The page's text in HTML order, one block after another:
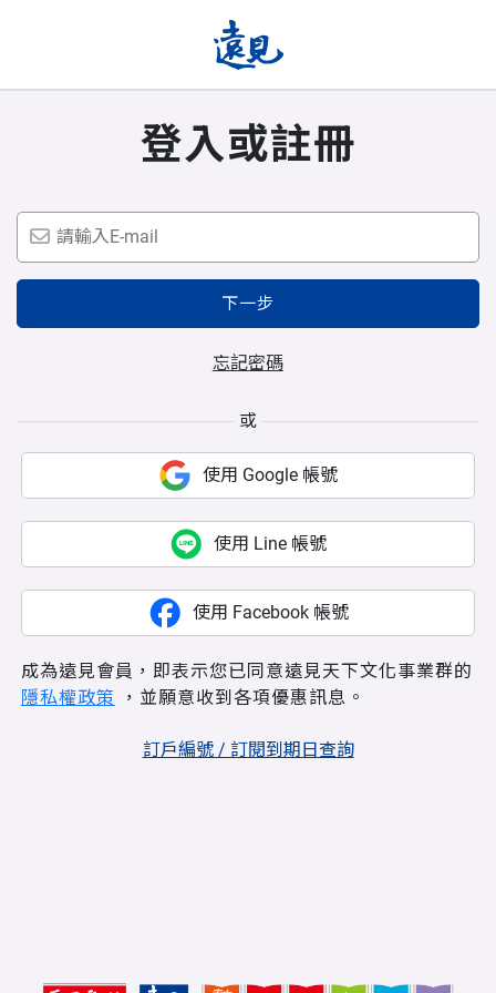
登入或註冊
下一步
忘記密碼
或
使用 Google 帳號
使用 Line 帳號
使用 Facebook 帳號
成為遠見會員，即表示您已同意遠見天下文化事業群的
隱私權政策 ，並願意收到各項優惠訊息。
訂戶編號 / 訂閱到期日查詢